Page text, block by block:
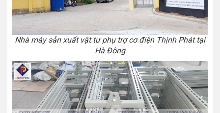
Nhà máy sản xuất vật tư phụ trợ cơ điện Thịnh Phát tại
Hà Đông